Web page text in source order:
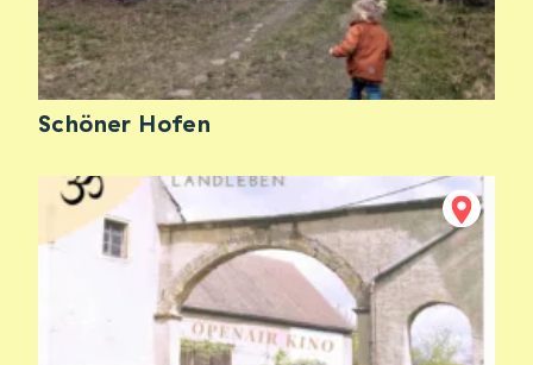
Schöner Hofen